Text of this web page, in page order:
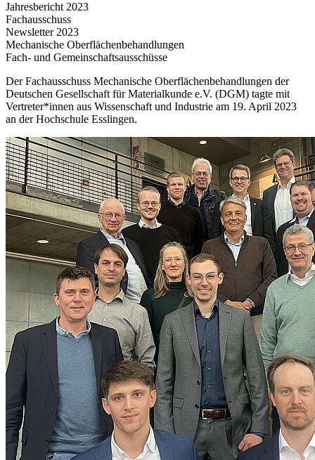
Jahresbericht 2023
Fachausschuss
Newsletter 2023
Mechanische Oberflächenbehandlungen
Fach- und Gemeinschaftsausschüsse
Der Fachausschuss Mechanische Oberflächenbehandlungen der
Deutschen Gesellschaft für Materialkunde e.V. (DGM) tagte mit
Vertreter*innen aus Wissenschaft und Industrie am 19. April 2023
an der Hochschule Esslingen.